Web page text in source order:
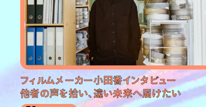
フィルムメーカー小田香インタビュー
他者の声を拾い、遠い未来へ届けたい